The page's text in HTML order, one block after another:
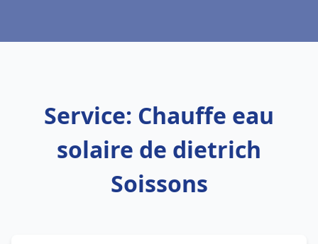
Service: Chauffe eau
solaire de dietrich
Soissons